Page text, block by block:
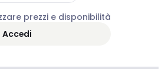
prezzi e disponibilità
Accedi